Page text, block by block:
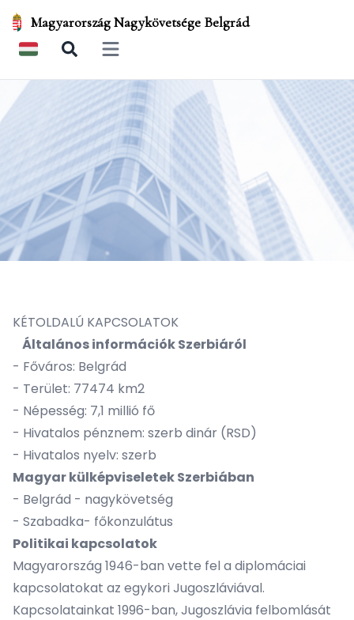
Magyarország Nagykövetsége Belgrád
Open main menu
KÉTOLDALÚ KAPCSOLATOK
Általános információk Szerbiáról
- Főváros: Belgrád
- Terület: 77474 km2
- Népesség: 7,1 millió fő
- Hivatalos pénznem: szerb dinár (RSD)
- Hivatalos nyelv: szerb
Magyar külképviseletek Szerbiában
- Belgrád - nagykövetség
- Szabadka- főkonzulátus
Politikai kapcsolatok
Magyarország 1946-ban vette fel a diplomáciai
kapcsolatokat az egykori Jugoszláviával.
Kapcsolatainkat 1996-ban, Jugoszlávia felbomlását